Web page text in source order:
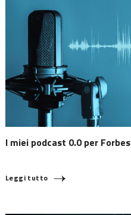
I miei podcast 0.0 per Forbes
Leggi tutto